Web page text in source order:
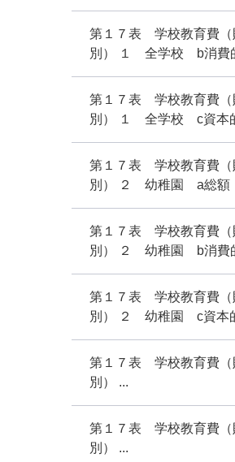
第１７表 学校教育費（
別） １ 全学校 b消費
第１７表 学校教育費（
別） １ 全学校 c資本
第１７表 学校教育費（
別） ２ 幼稚園 a総額
第１７表 学校教育費（
別） ２ 幼稚園 b消費
第１７表 学校教育費（
別） ２ 幼稚園 c資本
第１７表 学校教育費（
別） ...
第１７表 学校教育費（
別） ...